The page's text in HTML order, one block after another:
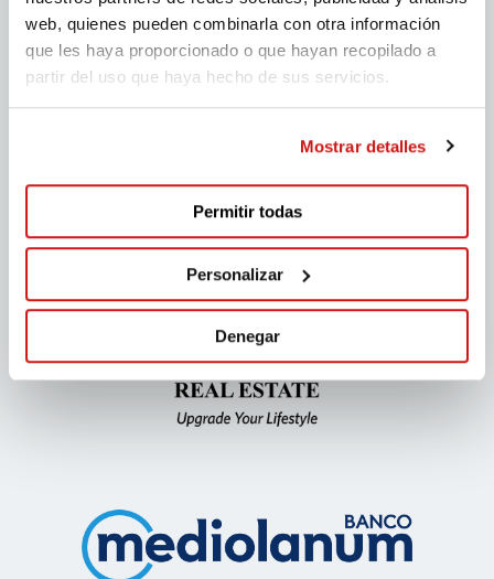
web, quienes pueden combinarla con otra información
que les haya proporcionado o que hayan recopilado a
partir del uso que haya hecho de sus servicios.
Mostrar detalles
Permitir todas
Personalizar
Denegar